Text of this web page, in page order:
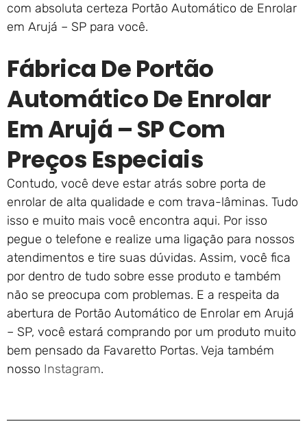
com absoluta certeza Portão Automático de Enrolar
em Arujá – SP para você.
Fábrica De Portão
Automático De Enrolar
Em Arujá – SP Com
Preços Especiais
Contudo, você deve estar atrás sobre porta de
enrolar de alta qualidade e com trava-lâminas. Tudo
isso e muito mais você encontra aqui. Por isso
pegue o telefone e realize uma ligação para nossos
atendimentos e tire suas dúvidas. Assim, você fica
por dentro de tudo sobre esse produto e também
não se preocupa com problemas. E a respeita da
abertura de Portão Automático de Enrolar em Arujá
– SP, você estará comprando por um produto muito
bem pensado da Favaretto Portas. Veja também
nosso Instagram.